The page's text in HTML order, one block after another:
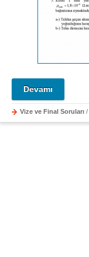
Devamı
Vize ve Final Soruları /